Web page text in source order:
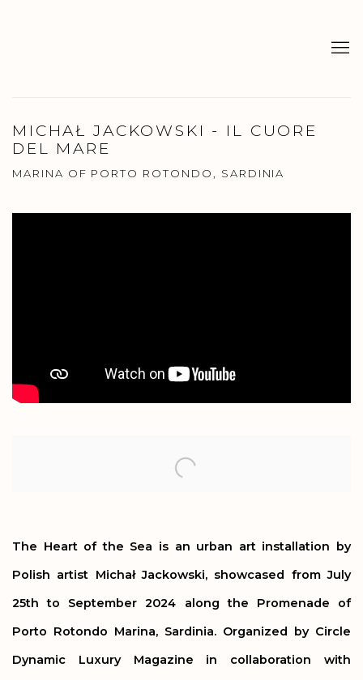
MICHAŁ JACKOWSKI - IL CUORE
DEL MARE
MARINA OF PORTO ROTONDO, SARDINIA
The Heart of the Sea is an urban art installation by
Polish artist Michał Jackowski, showcased from July
25th to September 2024 along the Promenade of
Porto Rotondo Marina, Sardinia. Organized by Circle
Dynamic Luxury Magazine in collaboration with